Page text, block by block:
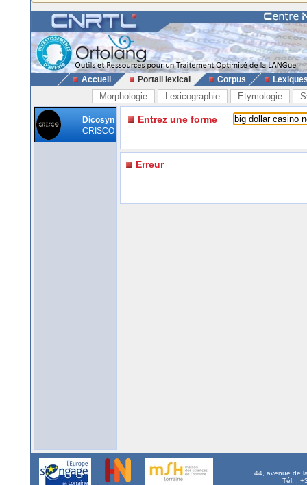
Accueil Portail lexical Corpus
Morphologie Lexicographie Etymologie
Dicosyn
CRISCO
Entrez une forme
Erreur
44, avenue de
Tél. :